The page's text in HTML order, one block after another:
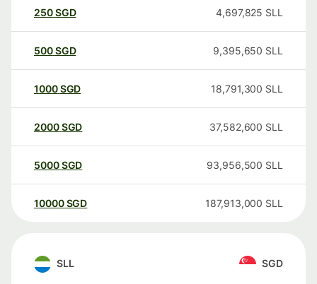
250SGD 4,697,825 SLL
500SGD 9,395,650 SLL
1000SGD 18,791,300 SLL
2000SGD 37,582,600 SLL
5000SGD 93,956,500 SLL
10000 SGD 187,913,000 SLL
SLL SGD